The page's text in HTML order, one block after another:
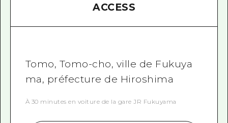
ACCESS
Tomo, Tomo-cho, ville de Fukuya
ma, préfecture de Hiroshima
À 30 minutes en voiture de la gare JR Fukuyama